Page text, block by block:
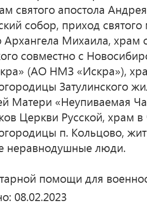
святого апостола
собор, приход
Архангела Михаила, храм
совместно с
(АО НМЗ «Искра»),
Затулинского
Матери «Неупиваемая
Церкви Русской, храм
п. Кольцово,
неравнодушные люди.
помощи для
08.02.2023